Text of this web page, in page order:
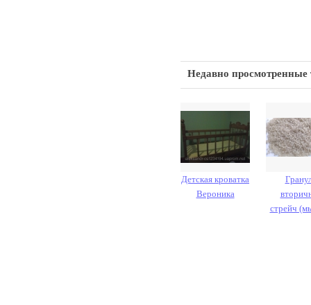
Недавно просмотренные
Детская кроватка
Вероника
стрейч